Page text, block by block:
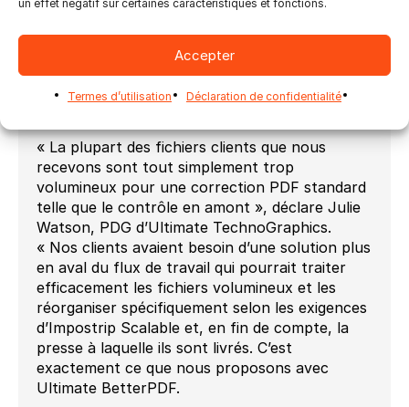
un effet négatif sur certaines caractéristiques et fonctions.
Accepter
Termes d’utilisation Déclaration de confidentialité
Ultimate BetterPDF est intégré à Ultimate
Impostrip Scalable en tant que modules de
traitement optionnels disponibles sur les
processeurs Windows 64 bits et macOS Arm et
« La plupart des fichiers clients que nous
recevons sont tout simplement trop
volumineux pour une correction PDF standard
telle que le contrôle en amont », déclare Julie
Watson, PDG d’Ultimate TechnoGraphics.
« Nos clients avaient besoin d’une solution plus
en aval du flux de travail qui pourrait traiter
efficacement les fichiers volumineux et les
réorganiser spécifiquement selon les exigences
d’Impostrip Scalable et, en fin de compte, la
presse à laquelle ils sont livrés. C’est
exactement ce que nous proposons avec
Ultimate BetterPDF.